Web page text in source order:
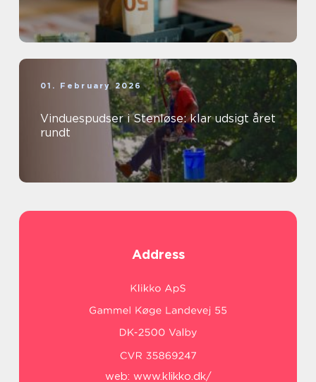
01. February 2026
Vinduespudser i Stenløse: klar udsigt året
rundt
Address
web: www.klikko.dk/